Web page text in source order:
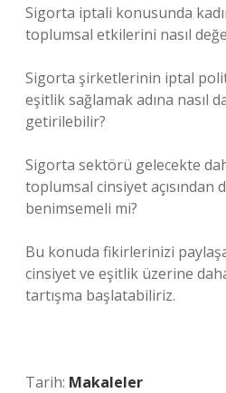
Sigorta iptali konusunda
toplumsal etkilerini nasıl
Sigorta şirketlerinin iptal
eşitlik sağlamak adına nasıl
getirilebilir?
Sigorta sektörü gelecekte
toplumsal cinsiyet açısından
benimsemeli mi?
Bu konuda fikirlerinizi
cinsiyet ve eşitlik üzerine
tartışma başlatabiliriz.
Tarih: Makaleler